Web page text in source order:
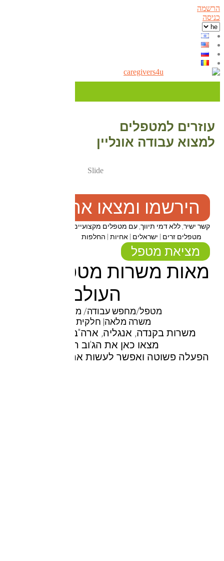
הרשמה
כניסה
עוזרים למטפלים
למצוא עבודה אונליין
Slide
הירשמו ומצאו את הגוב
קשר ישיר, ללא דמי תיווך, עם מטפלים מקצועיים
מטפלים זרים | ישראלים | אחיות | החלפות
מציאת מטפל
מאות משרות מטפלים
העולם
מטפל/מחפש עבודה/ מצא אותה כאן
משרה מלאה| חלקית | החלפות
משרות בקנדה, אנגליה, ארה"ב ישראל
מצאו כאן את הג'וב הבא שלכם
הפעלה פשוטה ואפשר לעשות את זה מכל מקום